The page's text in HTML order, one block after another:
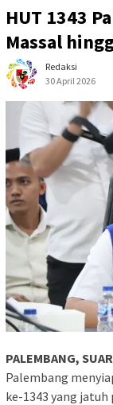
HUT 1343
Massal
Redaksi
30 April 2026
PALEMBANG,
Palembang
ke-1343 yang jatuh